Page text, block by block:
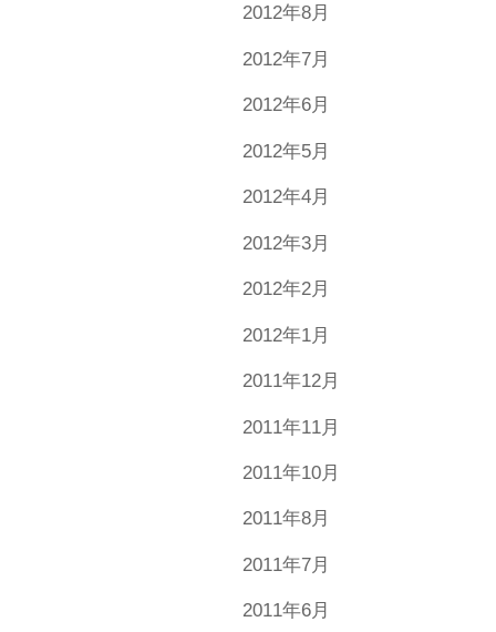
2012年8月
2012年7月
2012年6月
2012年5月
2012年4月
2012年3月
2012年2月
2012年1月
2011年12月
2011年11月
2011年10月
2011年8月
2011年7月
2011年6月